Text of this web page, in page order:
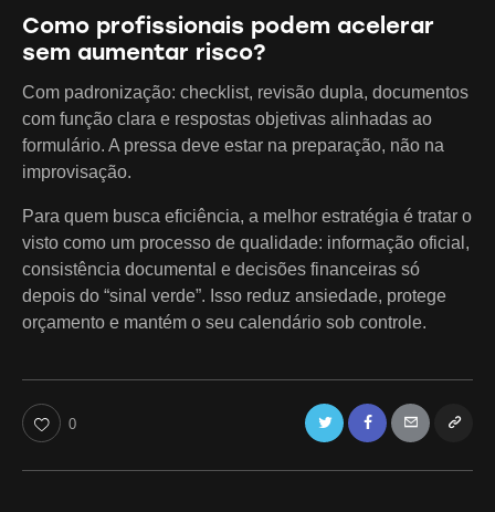
Como profissionais podem acelerar
sem aumentar risco?
Com padronização: checklist, revisão dupla, documentos
com função clara e respostas objetivas alinhadas ao
formulário. A pressa deve estar na preparação, não na
improvisação.
Para quem busca eficiência, a melhor estratégia é tratar o
visto como um processo de qualidade: informação oficial,
consistência documental e decisões financeiras só
depois do “sinal verde”. Isso reduz ansiedade, protege
orçamento e mantém o seu calendário sob controle.
0 Twitter FacebookEmail Copy